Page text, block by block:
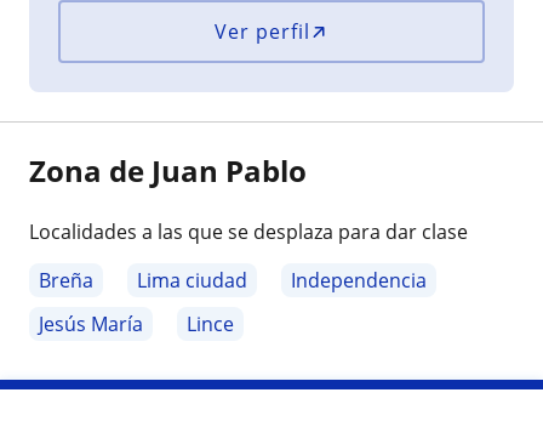
Ver perfil
Zona de Juan Pablo
Localidades a las que se desplaza para dar clase
Breña
Lima ciudad
Independencia
Jesús María
Lince